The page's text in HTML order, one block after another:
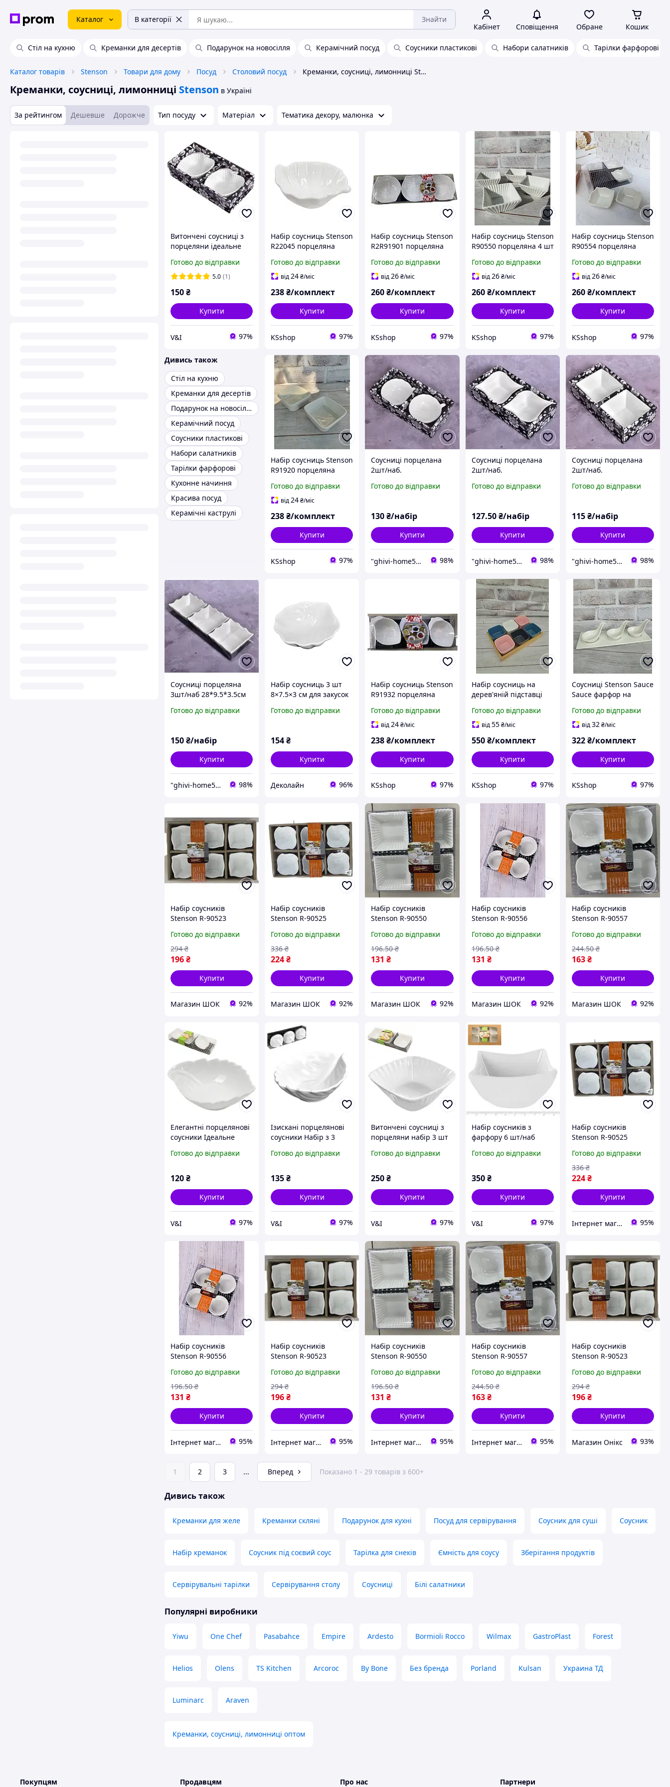
Каталог В категорії Знайти
Кабінет Сповіщення Обране Кошик
Стіл на кухню Креманки для десертів Подарунок на новосілля Керамічний посуд Соусники пластикові Набори салатників Тарілки фарфорові
Каталог товарів Stenson Товари для дому Посуд Столовий посуд Креманки, соусниці, лимонниці Stenson
Креманки, соусниці, лимонниці Stenson в Україні
За рейтингом Дешевше Дорожче Тип посуду Матеріал Тематика декору, малюнка
Витончені соусниці з
порцеляни ідеальне
столу!
Готово до відправки
5.0 (1)
150₴
Купити
V&I 97%
Набір соусниць Stenson
R22045 порцеляна
Готово до відправки
від24₴/міс
238₴/комплект
Купити
KSshop 97%
Набір соусниць Stenson
R2R91901 порцеляна
Білий
Готово до відправки
від26₴/міс
260₴/комплект
Купити
KSshop 97%
Набір соусниць Stenson
R90550 порцеляна 4 шт
Готово до відправки
від26 ₴/міс
260 ₴/комплект
Купити
KSshop 97%
Набір соусниць Stenson
R90554 порцеляна
Готово до відправки
від26₴/міс
260₴/комплект
Купити
KSshop 97%
Дивись також
Стіл на кухню
Креманки для десертів
Подарунок на новосілля
Керамічний посуд
Соусники пластикові
Набори салатників
Тарілки фарфорові
Кухонне начиння
Красива посуд
Керамічні каструлі
Набір соусниць Stenson
R91920 порцеляна
Білий
Готово до відправки
від24₴/міс
238₴/комплект
Купити
KSshop 97%
Соусниці порцелана
2шт/наб.
Готово до відправки
130₴/набір
Купити
"ghivi-home588": Товари для дому, перевірені часом! 98%
Соусниці порцелана
2шт/наб.
Готово до відправки
127.50 ₴/набір
Купити
"ghivi-home588": Товари для дому, перевірені часом! 98%
Соусниці порцелана
2шт/наб.
Готово до відправки
115₴/набір
Купити
"ghivi-home588": Товари для дому, перевірені часом! 98%
Соусниці порцеляна
3шт/наб 28*9.5*3.5см
Готово до відправки
150₴/набір
Купити
"ghivi-home588": Товари для дому, перевірені часом! 98%
Набір соусниць 3 шт
8×7.5×3 см для закусок
Готово до відправки
154₴
Купити
Деколайн 96%
Набір соусниць Stenson
R91932 порцеляна
Білий
Готово до відправки
від24₴/міс
238₴/комплект
Купити
KSshop 97%
Набір соусниць на
дерев'яній підставці
предметів
Готово до відправки
від55 ₴/міс
550 ₴/комплект
Купити
KSshop 97%
Соусниці Stenson Sauce
Sauce фарфор на
MC426710
Готово до відправки
від32 ₴/міс
322₴/комплект
Купити
KSshop 97%
Набір соусників
Stenson R-90523
предметів білий висока
якість
Готово до відправки
196₴
294 ₴
Купити
Магазин ШОК 92%
Набір соусників
Stenson R-90525
предметів білий висока
якість
Готово до відправки
224₴
336 ₴
Купити
Магазин ШОК 92%
Набір соусників
Stenson R-90550
білий висока якість
Готово до відправки
131 ₴
196.50 ₴
Купити
Магазин ШОК 92%
Набір соусників
Stenson R-90556
білий висока якість
Готово до відправки
131 ₴
196.50 ₴
Купити
Магазин ШОК 92%
Набір соусників
Stenson R-90557
білий висока якість
Готово до відправки
163₴
244.50 ₴
Купити
Магазин ШОК 92%
Елегантні порцелянові
соусники Ідеальне
Столу!
Готово до відправки
120₴
Купити
V&I 97%
Ізискані порцелянові
соусники Набір з 3
Готово до відправки
135₴
Купити
V&I 97%
Витончені соусниці з
порцеляни набір 3 шт
Готово до відправки
250₴
Купити
V&I 97%
Набір соусників з
фарфору 6 шт/наб
Готово до відправки
350 ₴
Купити
V&I 97%
Набір соусників
Stenson R-90525
предметів білий
Відмінна якість
Готово до відправки
224₴
336 ₴
Купити
Інтернет магазин ЕЙФОРІЯ 95%
Набір соусників
Stenson R-90556
білий Відмінна якість
Готово до відправки
131 ₴
196.50 ₴
Купити
Інтернет магазин ЕЙФОРІЯ 95%
Набір соусників
Stenson R-90523
предметів білий
Відмінна якість
Готово до відправки
196₴
294 ₴
Купити
Інтернет магазин ЕЙФОРІЯ 95%
Набір соусників
Stenson R-90550
білий Відмінна якість
Готово до відправки
131 ₴
196.50 ₴
Купити
Інтернет магазин ЕЙФОРІЯ 95%
Набір соусників
Stenson R-90557
білий Відмінна якість
Готово до відправки
163 ₴
244.50 ₴
Купити
Інтернет магазин ЕЙФОРІЯ 95%
Набір соусників
Stenson R-90523
предметів білий
хороша якість
Готово до відправки
196₴
294 ₴
Купити
Магазин Онікс 93%
1 2 3 ... Вперед Показано 1 - 29 товарів з 600+
Дивись також
Креманки для желе Креманки скляні Подарунок для кухні Посуд для сервірування Соусник для суші Соусник
Набір креманок Соусник під соєвий соус Тарілка для снеків Ємність для соусу Зберігання продуктів
Сервірувальні тарілки Сервірування столу Соусниці Білі салатники
Популярні виробники
Yiwu One Chef Pasabahce Empire Ardesto Bormioli Rocco Wilmax GastroPlast Forest
Helios Olens TS Kitchen Arcoroc By Bone Без бренда Porland Kulsan Украина ТД
Luminarc Araven
Креманки, соусниці, лимонниці оптом
Покупцям Продавцям Про нас Партнери